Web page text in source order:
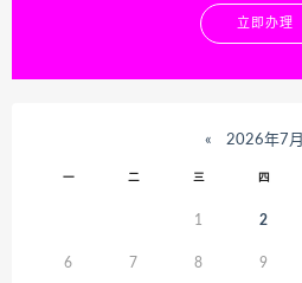
立即办理
« 2026年7月
一 二 三 四
1 2
6 7 8 9